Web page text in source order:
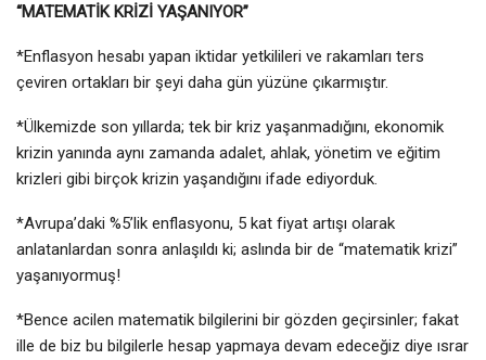
“MATEMATİK KRİZİ YAŞANIYOR”
*Enflasyon hesabı yapan iktidar yetkilileri ve rakamları ters
çeviren ortakları bir şeyi daha gün yüzüne çıkarmıştır.
*Ülkemizde son yıllarda; tek bir kriz yaşanmadığını, ekonomik
krizin yanında aynı zamanda adalet, ahlak, yönetim ve eğitim
krizleri gibi birçok krizin yaşandığını ifade ediyorduk.
*Avrupa’daki %5’lik enflasyonu, 5 kat fiyat artışı olarak
anlatanlardan sonra anlaşıldı ki; aslında bir de “matematik krizi”
yaşanıyormuş!
*Bence acilen matematik bilgilerini bir gözden geçirsinler; fakat
ille de biz bu bilgilerle hesap yapmaya devam edeceğiz diye ısrar